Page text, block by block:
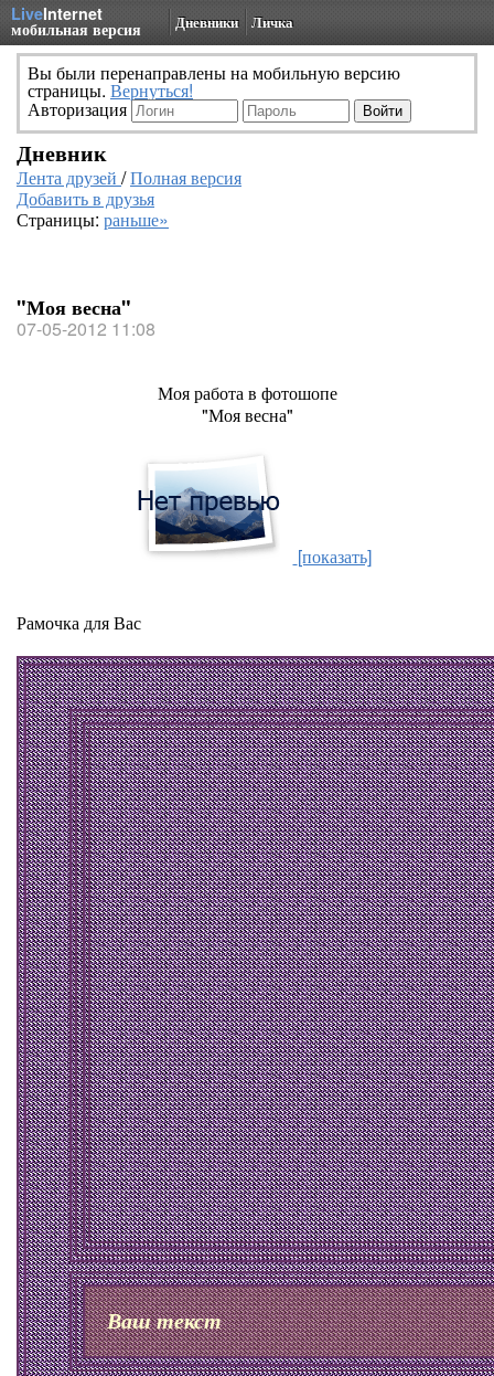
LiveInternet
мобильная версия Дневники Личка
Вы были перенаправлены на мобильную версию
страницы. Вернуться!
Авторизация
Дневник
Лента друзей /Полная версия
Добавить в друзья
Страницы: раньше»
"Моя весна"
07-05-2012 11:08
Моя работа в фотошопе
"Моя весна"
[показать]
Рамочка для Вас
Ваш текст